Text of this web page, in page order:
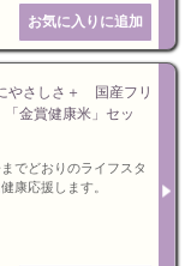
やさしさ＋ 国産フリ
金賞健康米」セッ
でどおりのライフスタ
康応援します。